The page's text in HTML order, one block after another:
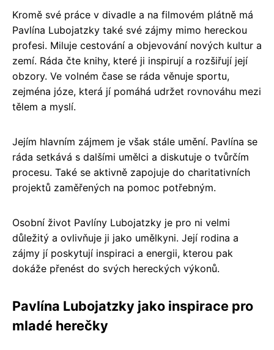
Kromě své práce v divadle a na filmovém plátně má
Pavlína Lubojatzky také své zájmy mimo hereckou
profesi. Miluje cestování a objevování nových kultur a
zemí. Ráda čte knihy, které ji inspirují a rozšiřují její
obzory. Ve volném čase se ráda věnuje sportu,
zejména józe, která jí pomáhá udržet rovnováhu mezi
tělem a myslí.
Jejím hlavním zájmem je však stále umění. Pavlína se
ráda setkává s dalšími umělci a diskutuje o tvůrčím
procesu. Také se aktivně zapojuje do charitativních
projektů zaměřených na pomoc potřebným.
Osobní život Pavlíny Lubojatzky je pro ni velmi
důležitý a ovlivňuje ji jako umělkyni. Její rodina a
zájmy jí poskytují inspiraci a energii, kterou pak
dokáže přenést do svých hereckých výkonů.
Pavlína Lubojatzky jako inspirace pro
mladé herečky